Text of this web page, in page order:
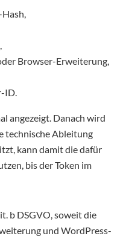
Browser-Erweiterung,
ID.
angezeigt. Danach wird
technische Ableitung
kann damit die dafür
bis der Token im
b DSGVO, soweit die
und WordPress-